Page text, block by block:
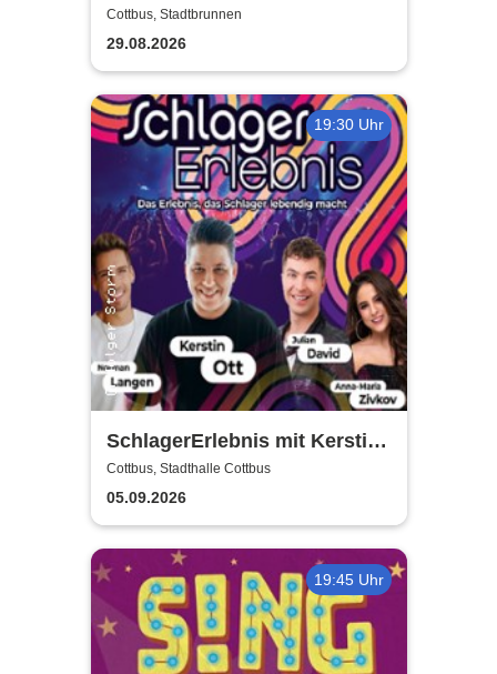
Cottbus, Stadtbrunnen
29.08.2026
19:30 Uhr
SchlagerErlebnis mit Kerstin
Ott u.v.a. - Kerstin Ott,
Norman Langen, Julian David
Cottbus, Stadthalle Cottbus
05.09.2026
19:45 Uhr